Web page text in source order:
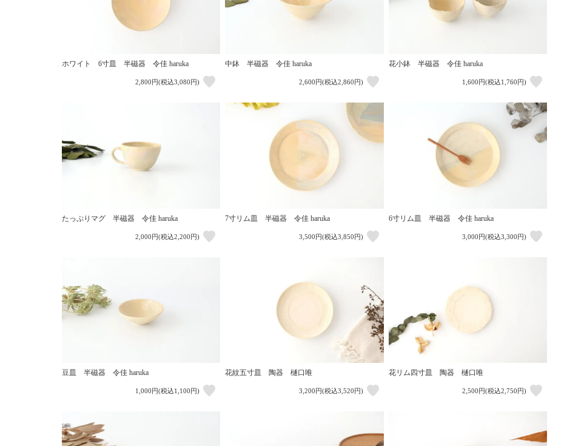
ホワイト 6寸皿 半磁器 令佳 haruka
2,800円(税込3,080円)
中鉢 半磁器 令佳 haruka
2,600円(税込2,860円)
花小鉢 半磁器 令佳 haruka
1,600円(税込1,760円)
たっぷりマグ 半磁器 令佳 haruka
2,000円(税込2,200円)
7寸リム皿 半磁器 令佳 haruka
3,500円(税込3,850円)
6寸リム皿 半磁器 令佳 haruka
3,000円(税込3,300円)
豆皿 半磁器 令佳 haruka
1,000円(税込1,100円)
花紋五寸皿 陶器 樋口唯
3,200円(税込3,520円)
花リム四寸皿 陶器 樋口唯
2,500円(税込2,750円)